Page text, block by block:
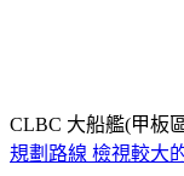
CLBC 大船艦(甲板
規劃路線 檢視較大